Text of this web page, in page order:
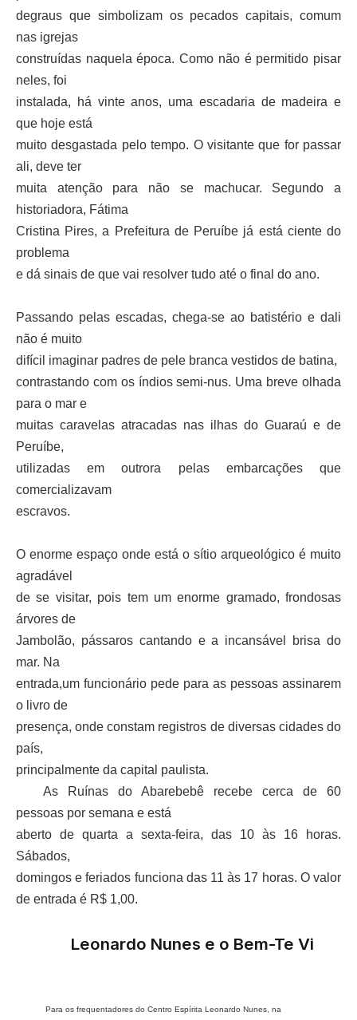
degraus que simbolizam os pecados capitais, comum
nas igrejas
construídas naquela época. Como não é permitido pisar
neles, foi
instalada, há vinte anos, uma escadaria de madeira e
que hoje está
muito desgastada pelo tempo. O visitante que for passar
ali, deve ter
muita atenção para não se machucar. Segundo a
historiadora, Fátima
Cristina Pires, a Prefeitura de Peruíbe já está ciente do
problema
e dá sinais de que vai resolver tudo até o final do ano.
Passando pelas escadas, chega-se ao batistério e dali
não é muito
difícil imaginar padres de pele branca vestidos de batina,
contrastando com os índios semi-nus. Uma breve olhada
para o mar e
muitas caravelas atracadas nas ilhas do Guaraú e de
Peruíbe,
utilizadas em outrora pelas embarcações que
comercializavam
escravos.
O enorme espaço onde está o sítio arqueológico é muito
agradável
de se visitar, pois tem um enorme gramado, frondosas
árvores de
Jambolão, pássaros cantando e a incansável brisa do
mar. Na
entrada,um funcionário pede para as pessoas assinarem
o livro de
presença, onde constam registros de diversas cidades do
país,
principalmente da capital paulista.
As Ruínas do Abarebebê recebe cerca de 60
pessoas por semana e está
aberto de quarta a sexta-feira, das 10 às 16 horas.
Sábados,
domingos e feriados funciona das 11 às 17 horas. O valor
de entrada é R$ 1,00.
Leonardo Nunes e o Bem-Te Vi
Para os frequentadores do Centro Espírita Leonardo Nunes, na